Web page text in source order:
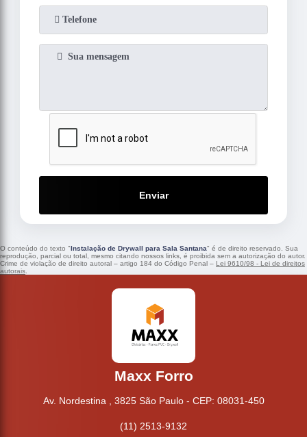
Enviar
O conteúdo do texto "Instalação de Drywall para Sala Santana" é de direito reservado. Sua
reprodução, parcial ou total, mesmo citando nossos links, é proibida sem a autorização do autor.
Crime de violação de direito autoral – artigo 184 do Código Penal – Lei 9610/98 - Lei de direitos
autorais.
Maxx Forro
Av. Nordestina , 3825 São Paulo - CEP: 08031-450
(11) 2513-9132